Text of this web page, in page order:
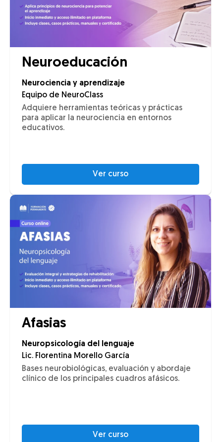
Neuroeducación
Neurociencia y aprendizaje
Equipo de NeuroClass
Adquiere herramientas teóricas y prácticas
para aplicar la neurociencia en entornos
educativos.
Ver curso
Afasias
Neuropsicología del lenguaje
Lic. Florentina Morello García
Bases neurobiológicas, evaluación y abordaje
clínico de los principales cuadros afásicos.
Ver curso